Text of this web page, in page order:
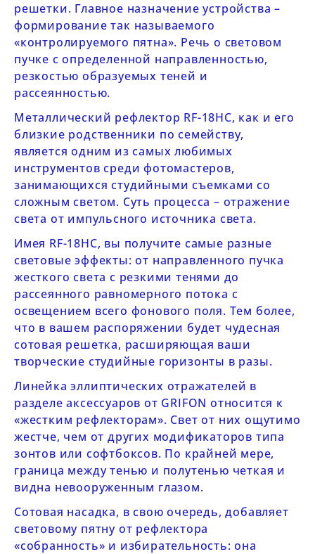
решетки. Главное назначение устройства –
формирование так называемого
«контролируемого пятна». Речь о световом
пучке с определенной направленностью,
резкостью образуемых теней и
рассеянностью.
Металлический рефлектор RF-18HC, как и его
близкие родственники по семейству,
является одним из самых любимых
инструментов среди фотомастеров,
занимающихся студийными съемками со
сложным светом. Суть процесса – отражение
света от импульсного источника света.
Имея RF-18HC, вы получите самые разные
световые эффекты: от направленного пучка
жесткого света с резкими тенями до
рассеянного равномерного потока с
освещением всего фонового поля. Тем более,
что в вашем распоряжении будет чудесная
сотовая решетка, расширяющая ваши
творческие студийные горизонты в разы.
Линейка эллиптических отражателей в
разделеаксессуаров от GRIFON относится к
«жестким рефлекторам». Свет от них ощутимо
жестче, чем от других модификаторов типа
зонтов или софтбоксов. По крайней мере,
граница между тенью и полутенью четкая и
видна невооруженным глазом.
Сотовая насадка, в свою очередь, добавляет
световому пятну от рефлектора
«собранность» и избирательность: она